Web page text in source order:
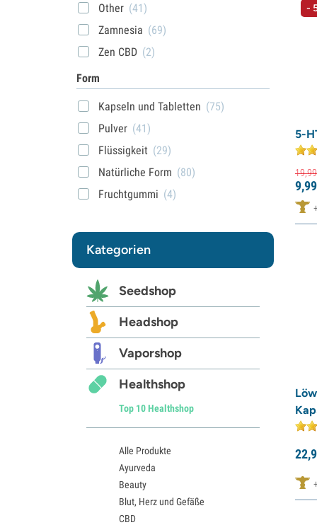
-
5-
19,99
9,99
22,
Other (41)
Zamnesia (69)
Zen CBD (2)
Form
Kapseln und Tabletten (75)
Pulver (41)
Flüssigkeit (29)
Natürliche Form (80)
Fruchtgummi (4)
Kategorien
Seedshop
Headshop
Vaporshop
Healthshop
Top 10 Healthshop
Alle Produkte
Ayurveda
Beauty
Blut, Herz und Gefäße
CBD